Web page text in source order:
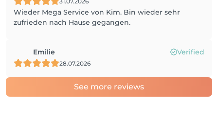
Wieder Mega Service von Kim. Bin wieder sehr
zufrieden nach Hause gegangen.
Emilie Verified
28.07.2026
See more reviews